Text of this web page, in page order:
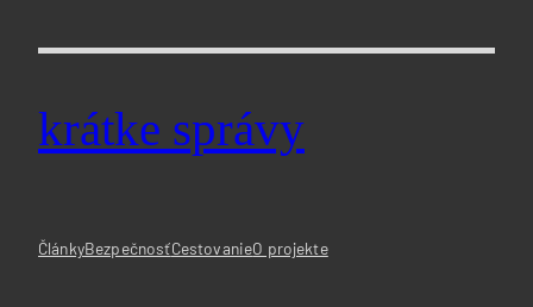
krátke správy
ČlánkyBezpečnosťCestovanieO projekte